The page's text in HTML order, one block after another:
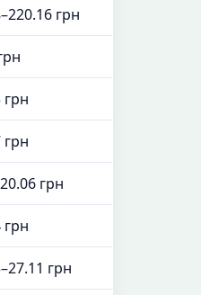
грн
грн
грн
грн
грн
грн